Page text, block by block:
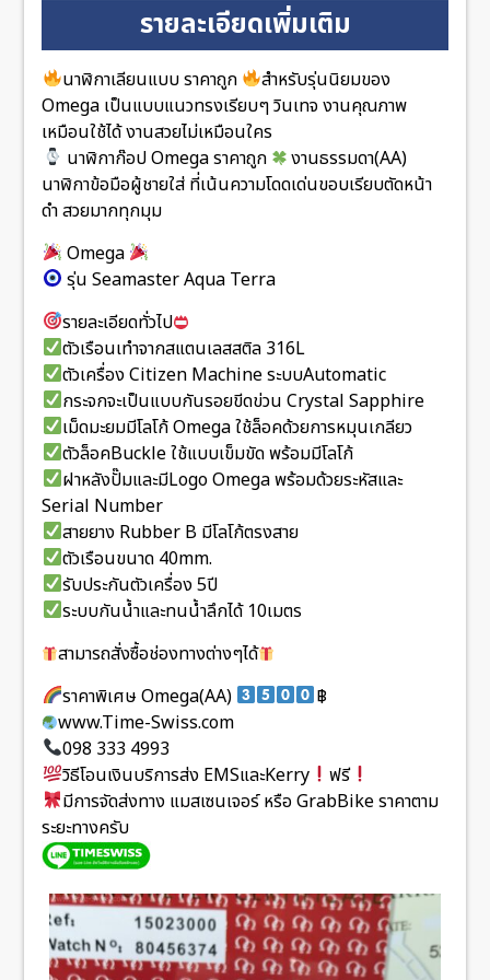
รายละเอียดเพิ่มเติม
นาฬิกาเลียนแบบ ราคาถูก
สำหรับรุ่นนิยมของ
Omega เป็นแบบแนวทรงเรียบๆ วินเทจ งานคุณภาพ
เหมือนใช้ได้ งานสวยไม่เหมือนใคร
นาฬิกาก๊อป Omega ราคาถูก
งานธรรมดา(AA)
นาฬิกาข้อมือผู้ชายใส่ ที่เน้นความโดดเด่นขอบเรียบตัดหน้า
ดำ สวยมากทุกมุม
Omega
รุ่น Seamaster Aqua Terra
รายละเอียดทั่วไป
ตัวเรือนเทำจากสแตนเลสสติล 316L
ตัวเครื่อง Citizen Machine ระบบAutomatic
กระจกจะเป็นแบบกันรอยขีดข่วน Crystal Sapphire
เม็ดมะยมมีโลโก้ Omega ใช้ล็อคด้วยการหมุนเกลียว
ตัวล็อคBuckle ใช้แบบเข็มขัด พร้อมมีโลโก้
ฝาหลังปั๊มและมีLogo Omega พร้อมด้วยระหัสและ
Serial Number
สายยาง Rubber B มีโลโก้ตรงสาย
ตัวเรือนขนาด 40mm.
รับประกันตัวเครื่อง 5ปี
ระบบกันน้ำและทนน้ำลึกได้ 10เมตร
สามารถสั่งซื้อช่องทางต่างๆได้
ราคาพิเศษ Omega(AA)
฿
www.Time-Swiss.com
098 333 4993
วิธีโอนเงินบริการส่ง EMSและKerry
ฟรี
มีการจัดส่งทาง แมสเซนเจอร์ หรือ GrabBike ราคาตาม
ระยะทางครับ